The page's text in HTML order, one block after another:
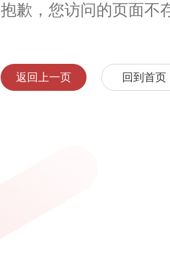
抱歉，您访问的页面不
返回上一页 回到首页